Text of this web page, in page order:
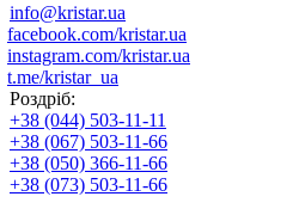
info@kristar.ua
facebook.com/kristar.ua
instagram.com/kristar.ua
t.me/kristar_ua
Роздріб:
+38 (044) 503-11-11
+38 (067) 503-11-66
+38 (050) 366-11-66
+38 (073) 503-11-66